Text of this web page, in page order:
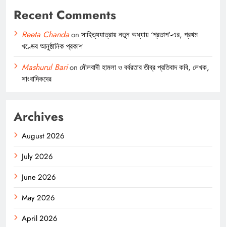
Recent Comments
Reeta Chandaon সাহিত্যযাত্রায় নতুন অধ্যায় ‘প্রতাপ’-এর, প্রথম
খণ্ডের আনুষ্ঠানিক প্রকাশ
Mashurul Barion মৌলবাদী হামলা ও বর্বরতার তীব্র প্রতিবাদ কবি, লেখক,
সাংবাদিকদের
Archives
August 2026
July 2026
June 2026
May 2026
April 2026